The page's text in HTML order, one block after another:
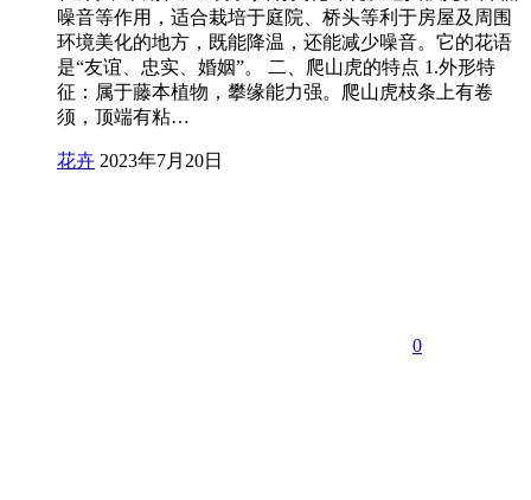
噪音等作用，适合栽培于庭院、桥头等利于房屋及周围
环境美化的地方，既能降温，还能减少噪音。它的花语
是“友谊、忠实、婚姻”。 二、爬山虎的特点 1.外形特
征：属于藤本植物，攀缘能力强。爬山虎枝条上有卷
须，顶端有粘…
花卉 2023年7月20日
0